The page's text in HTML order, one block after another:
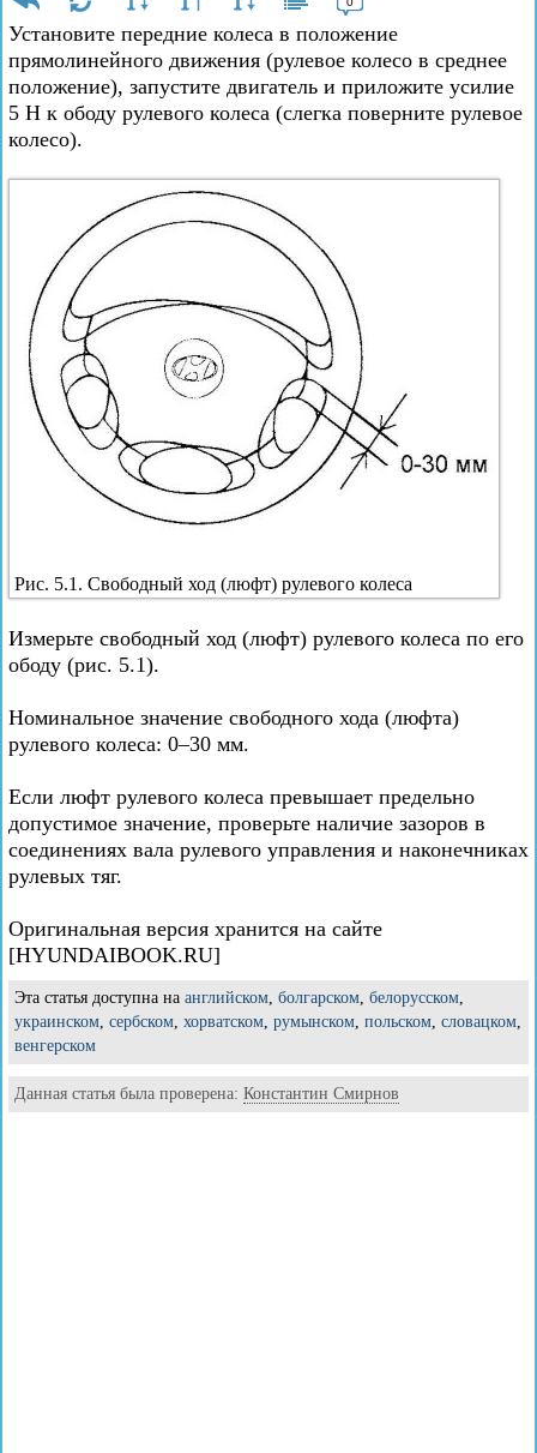
Установите передние колеса в положение
прямолинейного движения (рулевое колесо в среднее
положение), запустите двигатель и приложите усилие
5 Н к ободу рулевого колеса (слегка поверните рулевое
колесо).
Рис. 5.1. Свободный ход (люфт) рулевого колеса
Измерьте свободный ход (люфт) рулевого колеса по его
ободу (рис. 5.1).
Номинальное значение свободного хода (люфта)
рулевого колеса: 0–30 мм.
Если люфт рулевого колеса превышает предельно
допустимое значение, проверьте наличие зазоров в
соединениях вала рулевого управления и наконечниках
рулевых тяг.
Оригинальная версия хранится на сайте
[HYUNDAIBOOK.RU]
Эта статья доступна на английском, болгарском, белорусском,
украинском, сербском, хорватском, румынском, польском, словацком,
венгерском
Данная статья была проверена: Константин Смирнов